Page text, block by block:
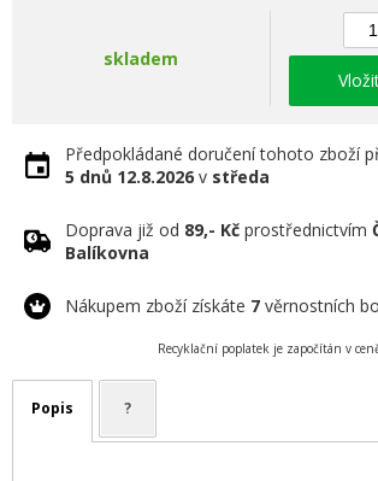
skladem
Předpokládané doručení tohoto zboží
5 dnů 12.8.2026 v středa
Doprava již od 89,- Kč prostřednictvím
Balíkovna
Nákupem zboží získáte 7 věrnostních
Recyklační poplatek je započítán v
Popis ?